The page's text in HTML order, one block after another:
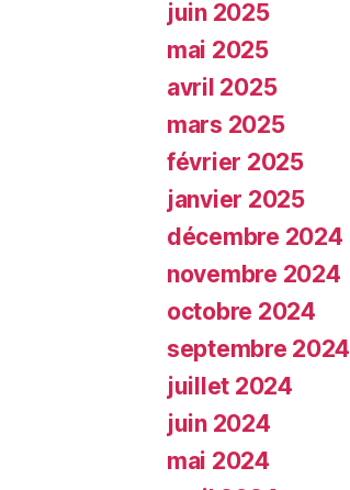
juin 2025
mai 2025
avril 2025
mars 2025
février 2025
janvier 2025
décembre 2024
novembre 2024
octobre 2024
septembre 2024
juillet 2024
juin 2024
mai 2024